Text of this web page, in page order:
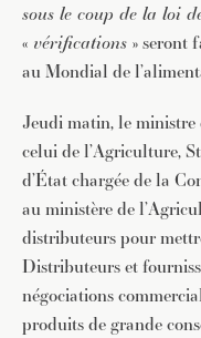
sous le coup de la loi
« vérifications » seront
au Mondial de
Jeudi matin, le ministre
celui de l’Agriculture,
d’État chargée de la
au ministère de
distributeurs pour
Distributeurs et
négociations
produits de grande